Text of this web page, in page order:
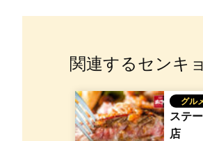
関連するセンキ
グル
ステ
店